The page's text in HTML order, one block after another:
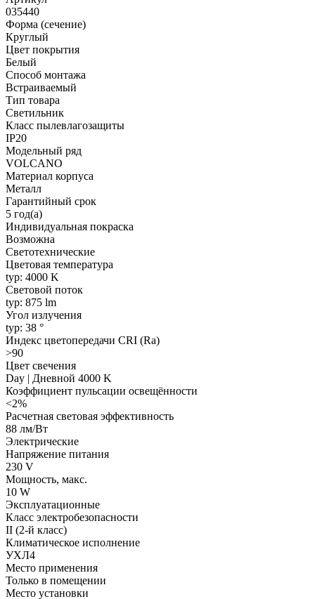
035440
Форма (сечение)
Круглый
Цвет покрытия
Белый
Способ монтажа
Встраиваемый
Тип товара
Светильник
Класс пылевлагозащиты
IP20
Модельный ряд
VOLCANO
Материал корпуса
Металл
Гарантийный срок
5 год(а)
Индивидуальная покраска
Возможна
Светотехнические
Цветовая температура
typ: 4000 K
Световой поток
typ: 875 lm
Угол излучения
typ: 38 °
Индекс цветопередачи CRI (Ra)
>90
Цвет свечения
Day | Дневной 4000 K
Коэффициент пульсации освещённости
<2%
Расчетная световая эффективность
88 лм/Вт
Электрические
Напряжение питания
230 V
Мощность, макс.
10 W
Эксплуатационные
Класс электробезопасности
II (2-й класс)
Климатическое исполнение
УХЛ4
Место применения
Только в помещении
Место установки